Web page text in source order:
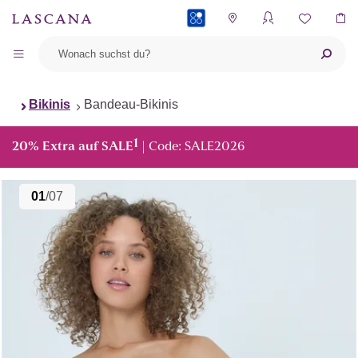
Bikinis Bandeau-Bikinis
20% Extra auf SALE1 | Code: SALE2026
01/07